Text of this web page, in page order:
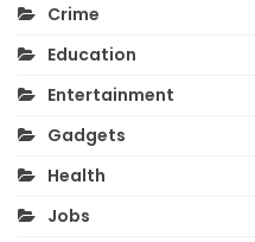
Crime
Education
Entertainment
Gadgets
Health
Jobs